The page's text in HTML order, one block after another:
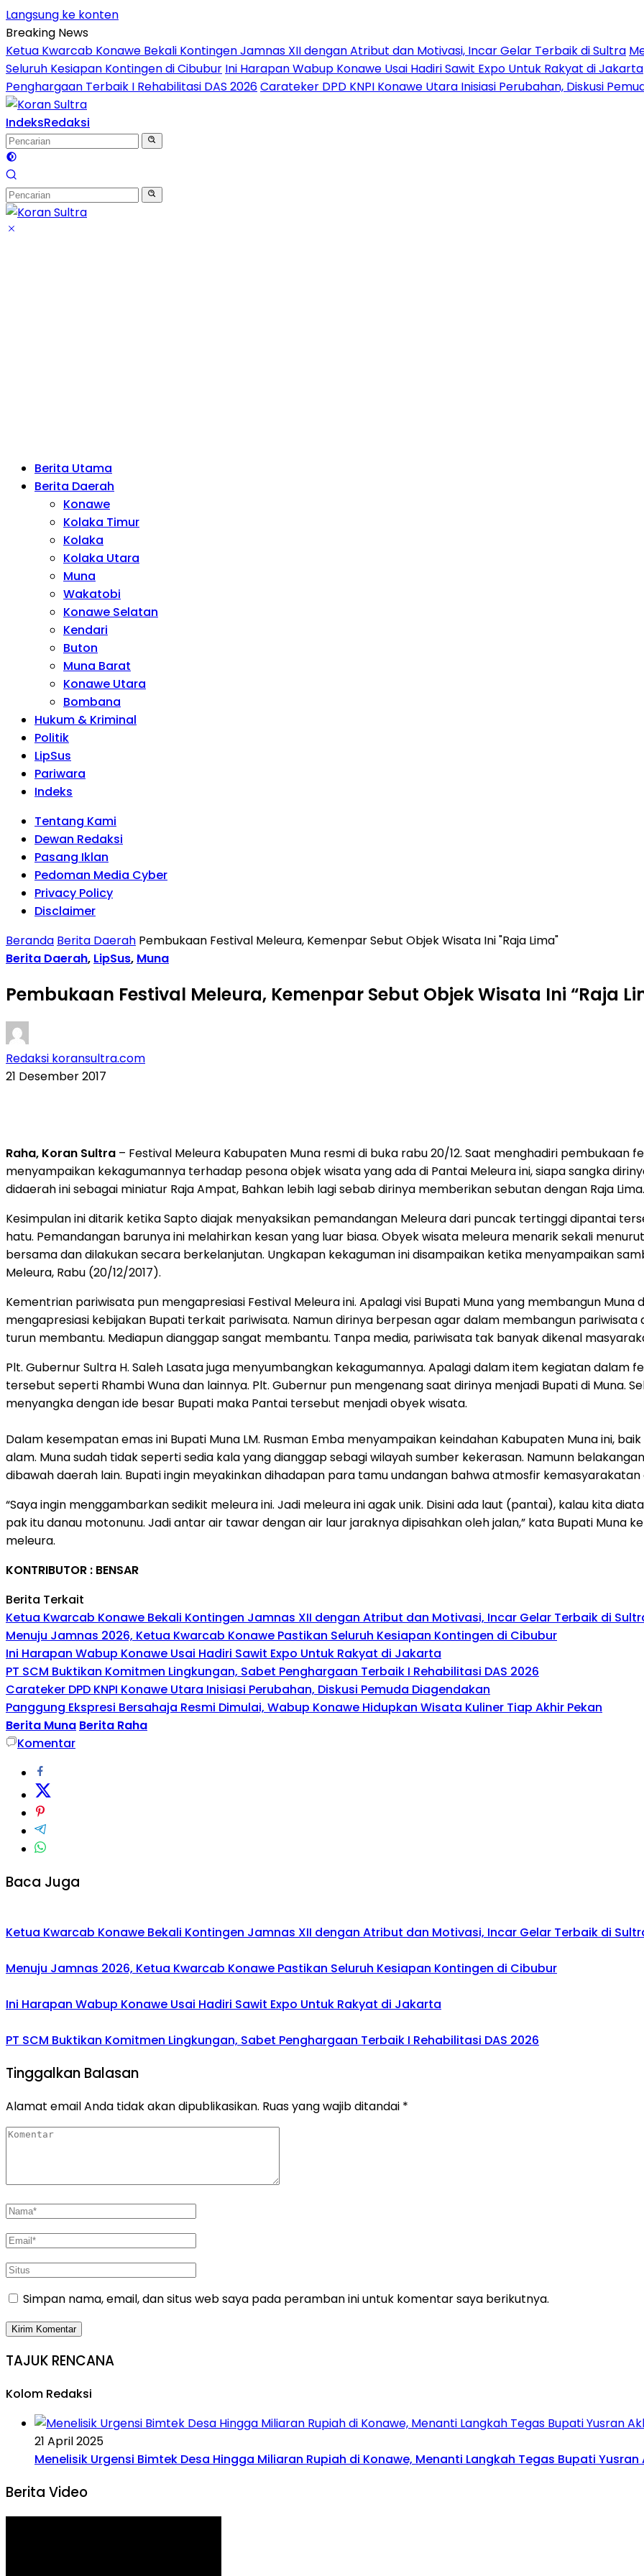
Langsung ke konten
Breaking News
Ketua Kwarcab Konawe Bekali Kontingen Jamnas XII dengan Atribut dan Motivasi, Incar Gelar Terbaik di Sultra
Seluruh Kesiapan Kontingen di Cibubur Ini Harapan Wabup Konawe Usai Hadiri Sawit Expo Untuk Rakyat di Jakarta
Penghargaan Terbaik I Rehabilitasi DAS 2026Carateker DPD KNPI Konawe Utara Inisiasi Perubahan, Diskusi
IndeksRedaksi
Berita Utama
Berita Daerah
Konawe
Kolaka Timur
Kolaka
Kolaka Utara
Muna
Wakatobi
Konawe Selatan
Kendari
Buton
Muna Barat
Konawe Utara
Bombana
Hukum & Kriminal
Politik
LipSus
Pariwara
Indeks
Tentang Kami
Dewan Redaksi
Pasang Iklan
Pedoman Media Cyber
Privacy Policy
Disclaimer
Beranda Berita Daerah Pembukaan Festival Meleura, Kemenpar Sebut Objek Wisata Ini "Raja Lima"
Berita Daerah, LipSus, Muna
Pembukaan Festival Meleura, Kemenpar Sebut Objek Wisata Ini “Raja
Redaksi koransultra.com
21 Desember 2017
Raha, Koran Sultra – Festival Meleura Kabupaten Muna resmi di buka rabu 20/12. Saat menghadiri pembukaan
menyampaikan kekagumannya terhadap pesona objek wisata yang ada di Pantai Meleura ini, siapa sangka
didaerah ini sebagai miniatur Raja Ampat, Bahkan lebih lagi sebab dirinya memberikan sebutan dengan Raja Lima.
Kesimpulan ini ditarik ketika Sapto diajak menyaksikan pemandangan Meleura dari puncak tertinggi dipantai
hatu. Pemandangan barunya ini melahirkan kesan yang luar biasa. Obyek wisata meleura menarik sekali
bersama dan dilakukan secara berkelanjutan. Ungkapan kekaguman ini disampaikan ketika menyampaikan
Meleura, Rabu (20/12/2017).
Kementrian pariwisata pun mengapresiasi Festival Meleura ini. Apalagi visi Bupati Muna yang membangun
mengapresiasi kebijakan Bupati terkait pariwisata. Namun dirinya berpesan agar dalam membangun
turun membantu. Mediapun dianggap sangat membantu. Tanpa media, pariwisata tak banyak dikenal
Plt. Gubernur Sultra H. Saleh Lasata juga menyumbangkan kekagumannya. Apalagi dalam item kegiatan dalam
tersebut seperti Rhambi Wuna dan lainnya. Plt. Gubernur pun mengenang saat dirinya menjadi Bupati di Muna.
menyangka dengan ide besar Bupati maka Pantai tersebut menjadi obyek wisata.
Dalam kesempatan emas ini Bupati Muna LM. Rusman Emba menyampaikan keindahan Kabupaten Muna ini,
alam. Muna sudah tidak seperti sedia kala yang dianggap sebagi wilayah sumber kekerasan. Namunn
dibawah daerah lain. Bupati ingin meyakinkan dihadapan para tamu undangan bahwa atmosfir kemasyarakatan
“Saya ingin menggambarkan sedikit meleura ini. Jadi meleura ini agak unik. Disini ada laut (pantai), kalau kita
pak itu danau motonunu. Jadi antar air tawar dengan air laur jaraknya dipisahkan oleh jalan,” kata Bupati
meleura.
KONTRIBUTOR : BENSAR
Berita Terkait
Ketua Kwarcab Konawe Bekali Kontingen Jamnas XII dengan Atribut dan Motivasi, Incar Gelar Terbaik di
Menuju Jamnas 2026, Ketua Kwarcab Konawe Pastikan Seluruh Kesiapan Kontingen di Cibubur
Ini Harapan Wabup Konawe Usai Hadiri Sawit Expo Untuk Rakyat di Jakarta
PT SCM Buktikan Komitmen Lingkungan, Sabet Penghargaan Terbaik I Rehabilitasi DAS 2026
Carateker DPD KNPI Konawe Utara Inisiasi Perubahan, Diskusi Pemuda Diagendakan
Panggung Ekspresi Bersahaja Resmi Dimulai, Wabup Konawe Hidupkan Wisata Kuliner Tiap Akhir Pekan
Berita Muna Berita Raha
Komentar
Baca Juga
Ketua Kwarcab Konawe Bekali Kontingen Jamnas XII dengan Atribut dan Motivasi, Incar Gelar Terbaik di
Menuju Jamnas 2026, Ketua Kwarcab Konawe Pastikan Seluruh Kesiapan Kontingen di Cibubur
Ini Harapan Wabup Konawe Usai Hadiri Sawit Expo Untuk Rakyat di Jakarta
PT SCM Buktikan Komitmen Lingkungan, Sabet Penghargaan Terbaik I Rehabilitasi DAS 2026
Tinggalkan Balasan
Alamat email Anda tidak akan dipublikasikan. Ruas yang wajib ditandai *
Simpan nama, email, dan situs web saya pada peramban ini untuk komentar saya berikutnya.
TAJUK RENCANA
Kolom Redaksi
21 April 2025
Menelisik Urgensi Bimtek Desa Hingga Miliaran Rupiah di Konawe, Menanti Langkah Tegas Bupati Yusran
Berita Video